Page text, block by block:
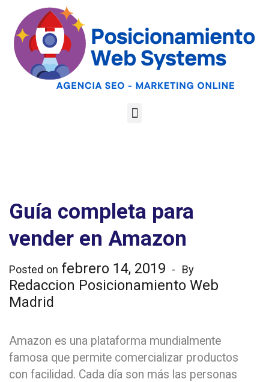
Guía completa para
vender en Amazon
Posted on febrero 14, 2019 By
Redaccion Posicionamiento Web
Madrid
Amazon es una plataforma mundialmente
famosa que permite comercializar productos
con facilidad. Cada día son más las personas
Optimiza tu web
para las AI
Google
Overviews y los
LLMs
Analiza tu web gratis